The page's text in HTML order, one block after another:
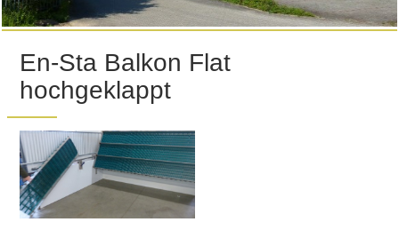
En-Sta Balkon Flat
hochgeklappt